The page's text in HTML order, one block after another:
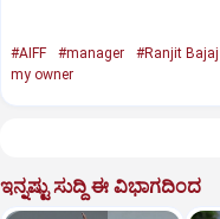
#AIFF #manager #Ranjit Bajaj
my owner
ಇನ್ನಷ್ಟು ಸುದ್ದಿ ಈ ವಿಭಾಗದಿಂದ